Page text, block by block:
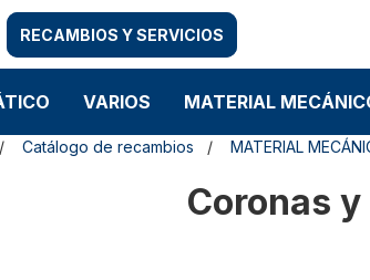
RECAMBIOS Y SERVICIOS
VARIOS MATERIAL
Catálogo de recambios MATERIAL
Coronas